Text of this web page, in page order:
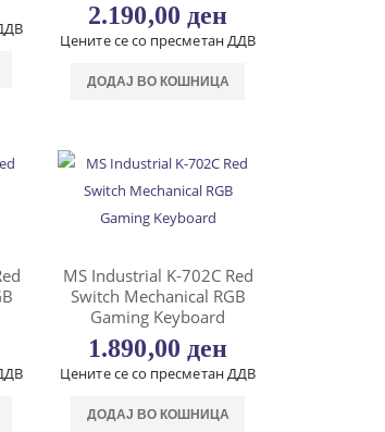
2.190,00 ден
Цените се со пресметан ДДВ
ДОДАЈ ВО КОШНИЦА
MS Industrial K-702C Red
Switch Mechanical RGB
Gaming Keyboard
1.890,00 ден
Цените се со пресметан ДДВ
ДОДАЈ ВО КОШНИЦА